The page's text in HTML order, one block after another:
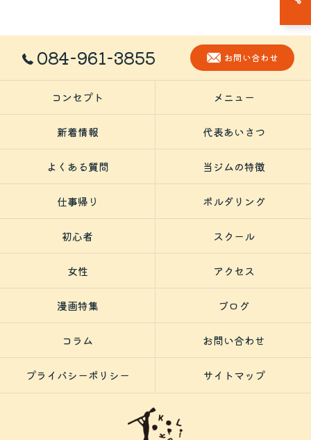
084-961-3855 お問い合わせ
コンセプト メニュー
新着情報 代表あいさつ
よくある質問 当ジムの特徴
仕事帰り ボルダリング
初心者 スクール
女性 アクセス
漫画特集 ブログ
コラム お問い合わせ
プライバシーポリシー サイトマップ